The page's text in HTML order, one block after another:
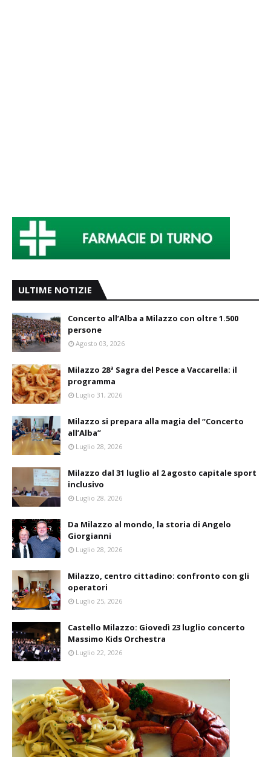
ULTIME NOTIZIE
Concerto all’Alba a Milazzo con oltre 1.500
persone
Agosto 03, 2026
Milazzo 28ª Sagra del Pesce a Vaccarella: il
programma
Luglio 31, 2026
Milazzo si prepara alla magia del “Concerto
all’Alba”
Luglio 28, 2026
Milazzo dal 31 luglio al 2 agosto capitale sport
inclusivo
Luglio 28, 2026
Da Milazzo al mondo, la storia di Angelo
Giorgianni
Luglio 28, 2026
Milazzo, centro cittadino: confronto con gli
operatori
Luglio 25, 2026
Castello Milazzo: Giovedì 23 luglio concerto
Massimo Kids Orchestra
Luglio 22, 2026